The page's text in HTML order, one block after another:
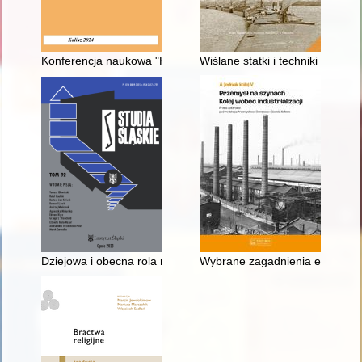
Konferencja naukowa "Kalisz - Lowanium 1914.
Wiślane statki i techniki
Dziejowa i obecna rola rzeki w życiu społeczno-
Wybrane zagadnienia